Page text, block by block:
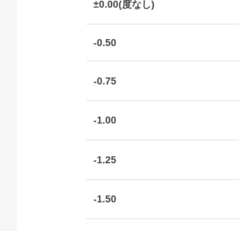
±0.00(度なし)
-0.50
-0.75
-1.00
-1.25
-1.50